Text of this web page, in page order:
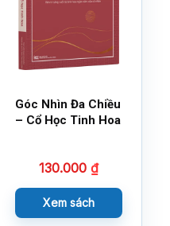
Góc Nhìn Đa Chiều
– Cổ Học Tinh Hoa
130.000 ₫
Xem sách